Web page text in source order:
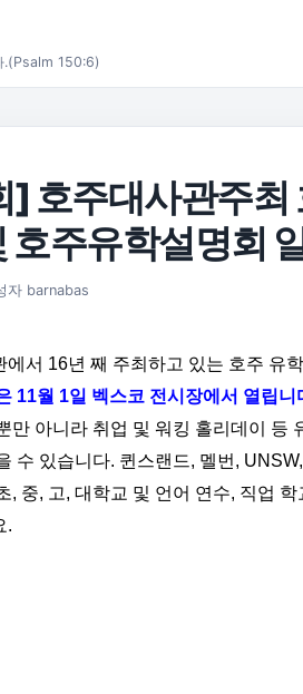
.(Psalm 150:6)
] 호주대사관주최
호주유학설명회
년 10월 6일
자 barnabas
에서 16년 째 주최하고 있는 호주 유
11월 1일 벡스코 전시장에서 열립니
만 아니라 취업 및 워킹 홀리데이 등
수 있습니다. 퀸스랜드, 멜번,
, 중, 고, 대학교 및 언어 연수, 직업
.